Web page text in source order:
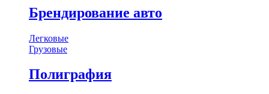
Брендирование авто
Легковые
Грузовые
Полиграфия